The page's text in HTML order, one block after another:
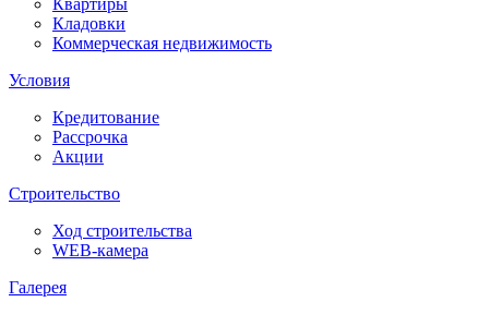
Квартиры
Кладовки
Коммерческая недвижимость
Условия
Кредитование
Рассрочка
Акции
Строительство
Ход строительства
WEB-камера
Галерея